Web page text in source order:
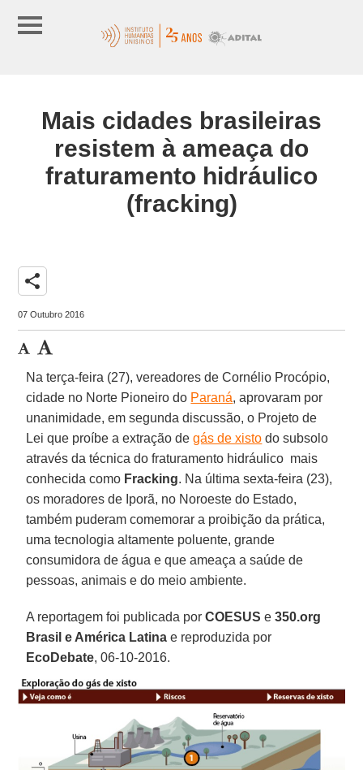
Mais cidades brasileiras
resistem à ameaça do
fraturamento hidráulico
(fracking)
share
07 Outubro 2016
Na terça-feira (27), vereadores de Cornélio Procópio,
cidade no Norte Pioneiro do Paraná, aprovaram por
unanimidade, em segunda discussão, o Projeto de
Lei que proíbe a extração degás de xisto do subsolo
através da técnica do fraturamento hidráulico  mais
conhecida como Fracking. Na última sexta-feira (23),
os moradores de Iporã, no Noroeste do Estado,
também puderam comemorar a proibição da prática,
uma tecnologia altamente poluente, grande
consumidora de água e que ameaça a saúde de
pessoas, animais e do meio ambiente.
A reportagem foi publicada porCOESUS e350.org
Brasil e América Latina e reproduzida por
EcoDebate, 06-10-2016.